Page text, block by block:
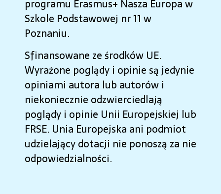
programu Erasmus+ Nasza Europa w
Szkole Podstawowej nr 11 w
Poznaniu.
Sfinansowane ze środków UE.
Wyrażone poglądy i opinie są jedynie
opiniami autora lub autorów i
niekoniecznie odzwierciedlają
poglądy i opinie Unii Europejskiej lub
FRSE. Unia Europejska ani podmiot
udzielający dotacji nie ponoszą za nie
odpowiedzialności.